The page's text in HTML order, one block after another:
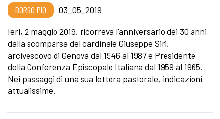
BORGO PIO
03_05_2019
Ieri, 2 maggio 2019, ricorreva l’anniversario dei 30 anni
dalla scomparsa del cardinale Giuseppe Siri,
arcivescovo di Genova dal 1946 al 1987 e Presidente
della Conferenza Episcopale Italiana dal 1959 al 1965.
Nei passaggi di una sua lettera pastorale, indicazioni
attualissime.